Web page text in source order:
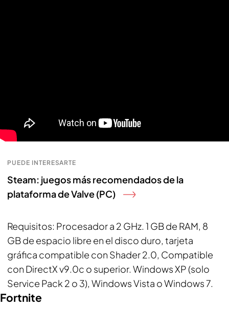
PUEDE INTERESARTE
Steam: juegos más recomendados de la
plataforma de Valve (PC)
Requisitos: Procesador a 2 GHz. 1 GB de RAM, 8
GB de espacio libre en el disco duro, tarjeta
gráfica compatible con Shader 2.0, Compatible
con DirectX v9.0c o superior. Windows XP (solo
Service Pack 2 o 3), Windows Vista o Windows 7.
Fortnite